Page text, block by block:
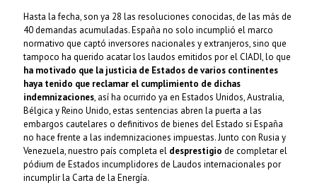
Hasta la fecha, son ya 28 las resoluciones conocidas, de las más de
40 demandas acumuladas. España no solo incumplió el marco
normativo que captó inversores nacionales y extranjeros, sino que
tampoco ha querido acatar los laudos emitidos por el CIADI, lo que
ha motivado que la justicia de Estados de varios continentes
haya tenido que reclamar el cumplimiento de dichas
indemnizaciones, así ha ocurrido ya en Estados Unidos, Australia,
Bélgica y Reino Unido, estas sentencias abren la puerta a las
embargos cautelares o definitivos de bienes del Estado si España
no hace frente a las indemnizaciones impuestas. Junto con Rusia y
Venezuela, nuestro país completa el desprestigio de completar el
pódium de Estados incumplidores de Laudos internacionales por
incumplir la Carta de la Energía.